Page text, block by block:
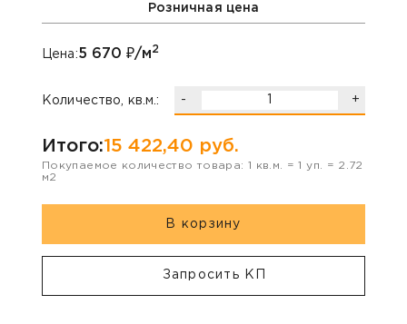
Розничная цена
Цена:5 670 ₽/м2
Количество, кв.м.: - +
Итого:15 422,40 руб.
Покупаемое количество товара: 1 кв.м. =1 уп. = 2.72
м2
В корзину
Запросить КП